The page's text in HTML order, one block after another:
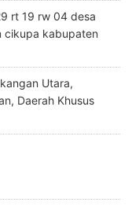
rt 19 rw 04 desa
cikupa kabupaten
Utara,
Daerah Khusus